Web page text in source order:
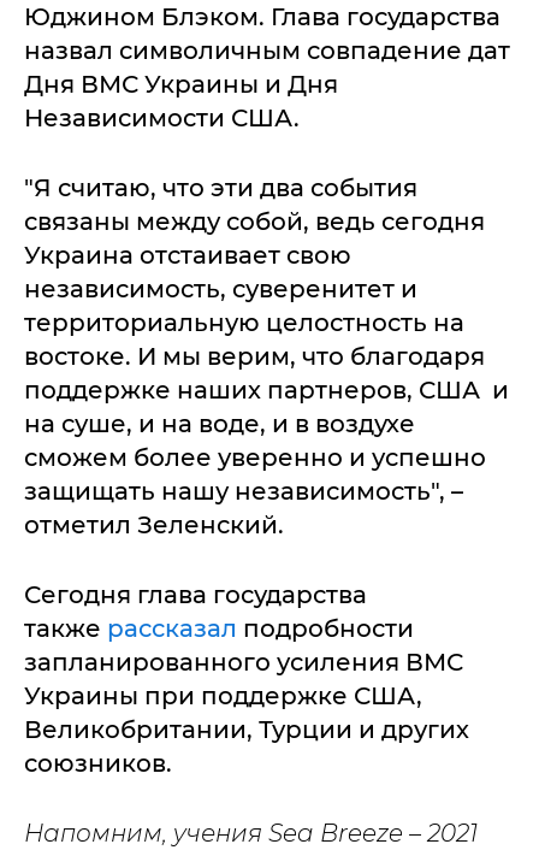
Юджином Блэком. Глава государства
назвал символичным совпадение дат
Дня ВМС Украины и Дня
Независимости США.
"Я считаю, что эти два события
связаны между собой, ведь сегодня
Украина отстаивает свою
независимость, суверенитет и
территориальную целостность на
востоке. И мы верим, что благодаря
поддержке наших партнеров, США и
на суше, и на воде, и в воздухе
сможем более уверенно и успешно
защищать нашу независимость", –
отметил Зеленский.
Сегодня глава государства
также рассказал подробности
запланированного усиления ВМС
Украины при поддержке США,
Великобритании, Турции и других
союзников.
Напомним, учения Sea Breeze – 2021